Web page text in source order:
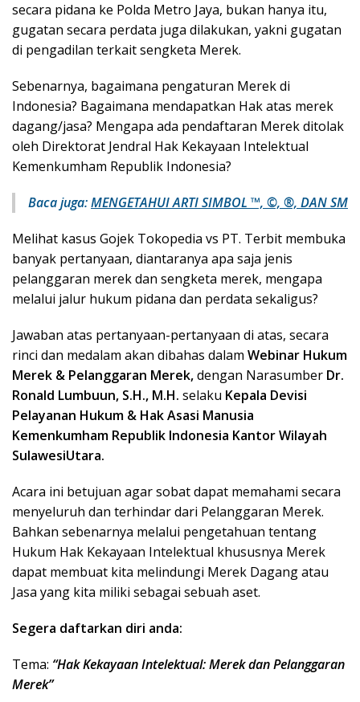
secara pidana ke Polda Metro Jaya, bukan hanya itu,
gugatan secara perdata juga dilakukan, yakni gugatan
di pengadilan terkait sengketa Merek.
Sebenarnya, bagaimana pengaturan Merek di
Indonesia? Bagaimana mendapatkan Hak atas merek
dagang/jasa? Mengapa ada pendaftaran Merek ditolak
oleh Direktorat Jendral Hak Kekayaan Intelektual
Kemenkumham Republik Indonesia?
Baca juga:MENGETAHUI ARTI SIMBOL ™, ©, ®, DAN SM
Melihat kasus Gojek Tokopedia vs PT. Terbit membuka
banyak pertanyaan, diantaranya apa saja jenis
pelanggaran merek dan sengketa merek, mengapa
melalui jalur hukum pidana dan perdata sekaligus?
Jawaban atas pertanyaan-pertanyaan di atas, secara
rinci dan medalam akan dibahas dalam Webinar Hukum
Merek & Pelanggaran Merek,dengan Narasumber Dr.
Ronald Lumbuun, S.H., M.H. selaku Kepala Devisi
Pelayanan Hukum & Hak Asasi Manusia
Kemenkumham Republik Indonesia Kantor Wilayah
SulawesiUtara.
Acara ini betujuan agar sobat dapat memahami secara
menyeluruh dan terhindar dari Pelanggaran Merek.
Bahkan sebenarnya melalui pengetahuan tentang
Hukum Hak Kekayaan Intelektual khususnya Merek
dapat membuat kita melindungi Merek Dagang atau
Jasa yang kita miliki sebagai sebuah aset.
Segera daftarkan diri anda:
Tema: “Hak Kekayaan Intelektual: Merek dan Pelanggaran
Merek”